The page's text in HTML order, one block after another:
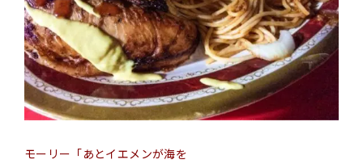
モーリー「 あとイエメンが海を